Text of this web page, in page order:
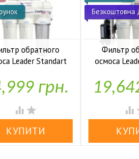
обратного
Leader Standart
У наявностігрн.
 
Безкоштовна
Фильтр
осмоса
У
